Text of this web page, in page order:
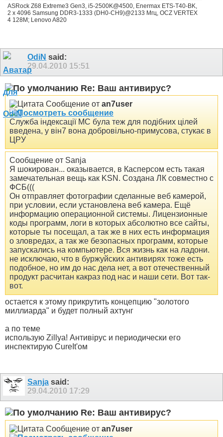
ASRock Z68 Extreme3 Gen3, i5-2500K@4500, Enermax ETS-T40-BK,
2 x 4096 Samsung DDR3-1333 (DH0-CH9)@2133 Мгц, OCZ VERTEX
4 128М; Lenovo A820
OdiN said:
29.04.2010 15:51
Re: Ваш антивирус?
Сообщение от an7user
Служба індексації МС була теж для подібних цілей
введена, у він7 вона добровільно-примусова, стукає в
ЦРУ
Сообщение от Sanja
Я шокирован... оказывается, в Касперсом есть такая
замечательная вещь как KSN. Создана ЛК совместно с
ФСБ(((
Он отправляет фотографии сделанные веб камерой,
при условии, если установлена веб камера. Ещё
информацию операционной системы. Лицензионные
коды программ, логи в которых абсолютно все сайты,
которые ты посещал, а так же в них есть информация
о зловредах, а так же безопасных программ, которые
запускались на компьютере. Вся жизнь как на ладони.
не исключаю, что в буржуйских антивирях тоже есть
подобное, но им до нас дела нет, а вот отечественный
продукт расчитан какраз под нас и наши сети. Вот так-
вот.
остается к этому прикрутить концепцию "золотого
миллиарда" и будет полный ахтунг
а по теме
использую Zillya! Антивірус и периодически его
инспектирую CureIt'ом
Sanja said:
29.04.2010 17:29
Re: Ваш антивирус?
Сообщение от an7user